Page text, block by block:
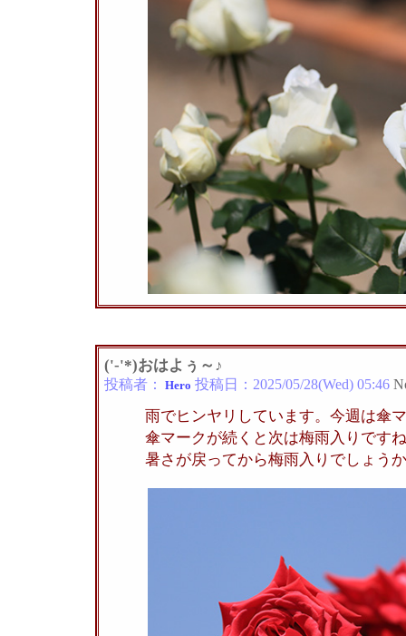
('-'*)おはよぅ～♪
投稿者： Hero 投稿日： 2025/05/28(Wed) 05:46
雨でヒンヤリしています。今週は傘
傘マークが続くと次は梅雨入りです
暑さが戻ってから梅雨入りでしょう